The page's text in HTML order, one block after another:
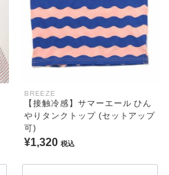
BREEZE
【接触冷感】サマーエール ひん
やりタンクトップ (セットアップ
可)
¥1,320 税込